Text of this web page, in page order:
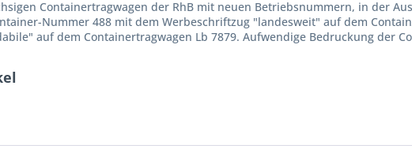
Containertragwagen der RhB mit neuen Betriebsnummern, in der
Nummer 488 mit dem Werbeschriftzug "landesweit" auf dem
auf dem Containertragwagen Lb 7879. Aufwendige Bedruckung der